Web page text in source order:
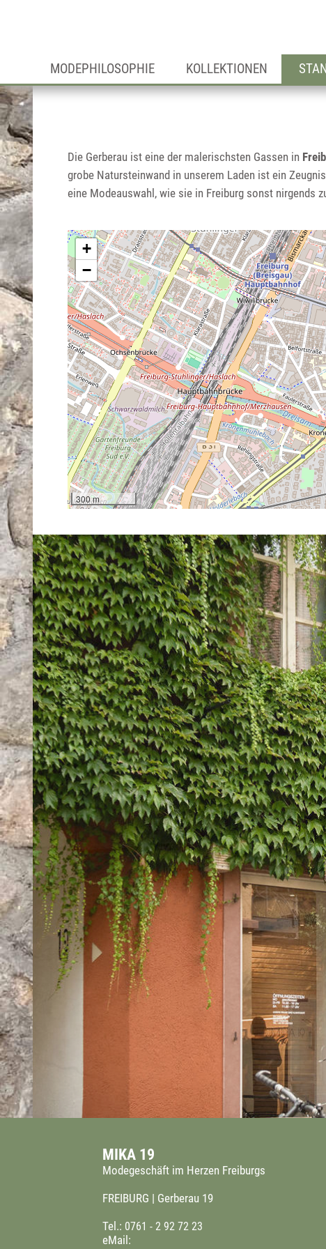
MODEPHILOSOPHIE KOLLEKTIONEN
Die Gerberau ist eine der malerischsten Gassen in
grobe Natursteinwand in unserem Laden ist ein
eine Modeauswahl, wie sie in Freiburg sonst nirgends
MIKA 19
Modegeschäft im Herzen Freiburgs
FREIBURG | Gerberau 19
Tel.: 0761 - 2 92 72 23
eMail: